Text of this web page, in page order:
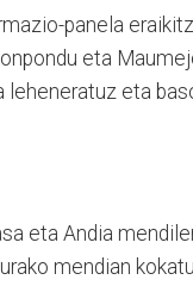
panela
eta
eta
eta Andia
mendian